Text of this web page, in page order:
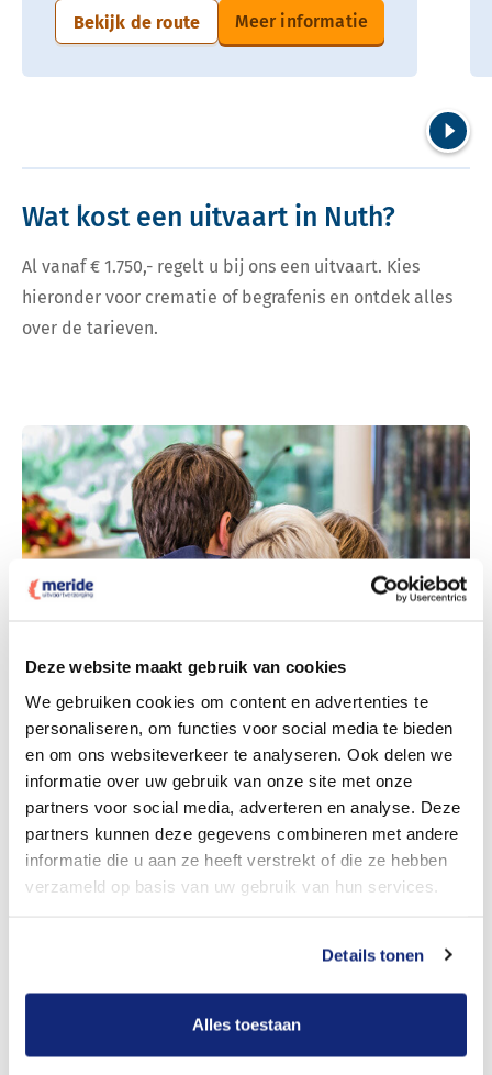
Deze website maakt gebruik van cookies
We gebruiken cookies om content en advertenties te
personaliseren, om functies voor social media te bieden
en om ons websiteverkeer te analyseren. Ook delen we
informatie over uw gebruik van onze site met onze
partners voor social media, adverteren en analyse. Deze
partners kunnen deze gegevens combineren met andere
informatie die u aan ze heeft verstrekt of die ze hebben
verzameld op basis van uw gebruik van hun services.
Details tonen
Alles toestaan
Bekijk de route Meer informatie
Wat kost een uitvaart in Nuth?
Al vanaf € 1.750,- regelt u bij ons een uitvaart. Kies
hieronder voor crematie of begrafenis en ontdek alles
over de tarieven.
Dit kost een crematie
Bekijk tarieven voor crematie
Dit kost een begrafenis
Bekijk tarieven voor begrafenis